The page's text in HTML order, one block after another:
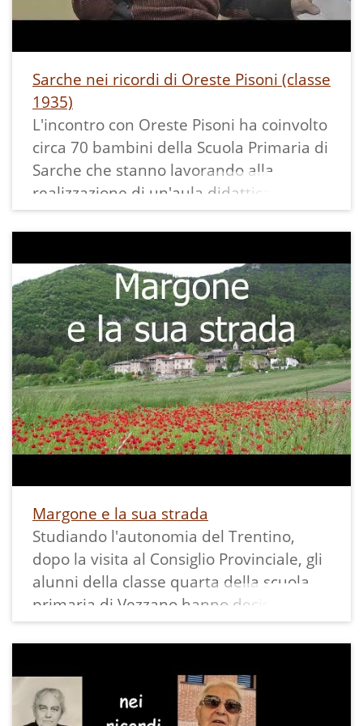
Sarche nei ricordi di Oreste Pisoni (classe
1935)
L'incontro con Oreste Pisoni ha coinvolto
circa 70 bambini della Scuola Primaria di
Sarche che stanno lavorando alla
realizzazione di un'aula didattica
all'aperto sul tema natura, posta sulla
ciclabile lungo il fiume Sarca, e che
vogliono arricchire con testimonianze
nell'aula virtuale collegata.
Oreste è riuscito a mantenere viva la
loro attenzione ed a rispondere alla
miriade di domande che gli sono state
poste sui temi più disparati della vita
quotiadiana di un tempo a Sarche.
Margone e la sua strada
Studiando l'autonomia del Trentino,
dopo la visita al Consiglio Provinciale, gli
alunni della classe quarta della scuola
primaria di Vezzano hanno deciso di
approfondire il tema della
provincializzazione delle strade sul loro
territorio e di percorrere la più
interessante andando a visitare il paese
di Margone.